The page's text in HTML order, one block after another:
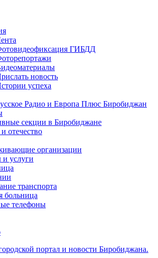
ГИБДД
новость
успеха
Радио и Европа Плюс Биробиджан
секции в Биробиджане
отечество
организации
и услуги
транспорта
больница
телефоны